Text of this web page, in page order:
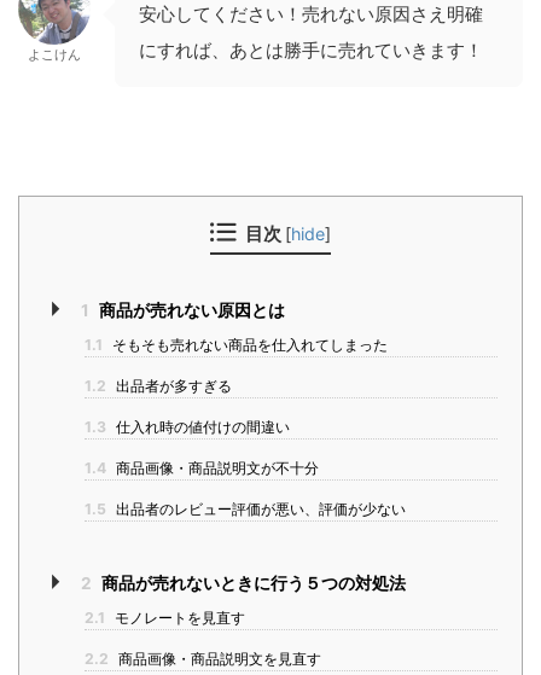
よこけん
安心してください！売れない原因さえ明確
にすれば、あとは勝手に売れていきます！
目次 [hide]
1 商品が売れない原因とは
1.1 そもそも売れない商品を仕入れてしまった
1.2 出品者が多すぎる
1.3 仕入れ時の値付けの間違い
1.4 商品画像・商品説明文が不十分
1.5 出品者のレビュー評価が悪い、評価が少ない
2 商品が売れないときに行う５つの対処法
2.1 モノレートを見直す
2.2 商品画像・商品説明文を見直す